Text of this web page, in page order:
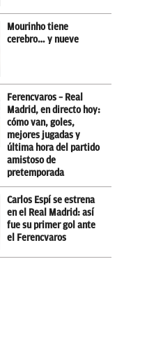
Mourinho tiene
cerebro… y nueve
Ferencvaros – Real
Madrid, en directo hoy:
cómo van, goles,
mejores jugadas y
última hora del partido
amistoso de
pretemporada
Carlos Espí se estrena
en el Real Madrid: así
fue su primer gol ante
el Ferencvaros